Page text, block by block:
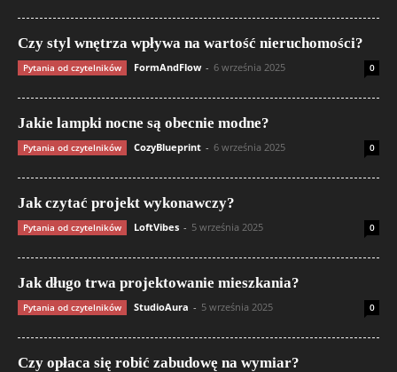
Czy styl wnętrza wpływa na wartość nieruchomości?
Pytania od czytelników FormAndFlow - 6 września 2025 0
Jakie lampki nocne są obecnie modne?
Pytania od czytelników CozyBlueprint - 6 września 2025 0
Jak czytać projekt wykonawczy?
Pytania od czytelników LoftVibes - 5 września 2025 0
Jak długo trwa projektowanie mieszkania?
Pytania od czytelników StudioAura - 5 września 2025 0
Czy opłaca się robić zabudowę na wymiar?